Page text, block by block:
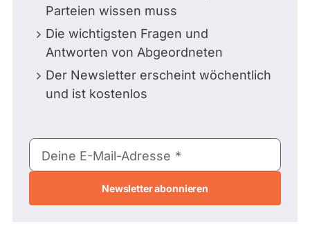
Parteien wissen muss
Die wichtigsten Fragen und
Antworten von Abgeordneten
Der Newsletter erscheint wöchentlich
und ist kostenlos
E-
Mail-
Deine E-Mail-Adresse